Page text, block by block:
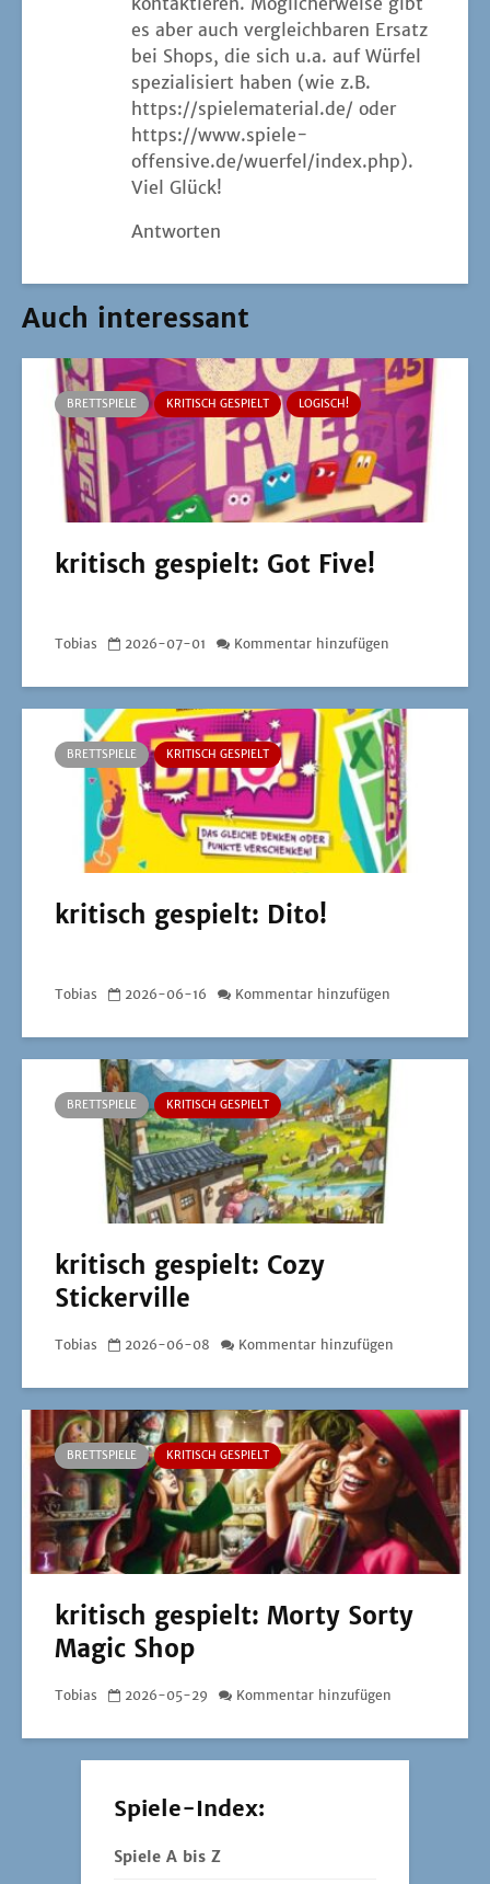
es aber auch ver­gleich­ba­ren Ersatz
bei Shops, die sich u.a. auf Wür­fel
spe­zia­li­siert haben (wie z.B.
https://spielematerial.de/ oder
https://www.spiele-
offensive.de/wuerfel/index.php).
Viel Glück!
Antworten
Auch interessant
BRETTSPIELE KRITISCH GESPIELT LOGISCH!
kritisch gespielt: Got Five!
Tobias 2026-07-01 Kommentar hinzufügen
BRETTSPIELE KRITISCH GESPIELT
kritisch gespielt: Dito!
Tobias 2026-06-16 Kommentar hinzufügen
BRETTSPIELE KRITISCH GESPIELT
kritisch gespielt: Cozy
Stickerville
Tobias 2026-06-08 Kommentar hinzufügen
BRETTSPIELE KRITISCH GESPIELT
kritisch gespielt: Morty Sorty
Magic Shop
Tobias 2026-05-29 Kommentar hinzufügen
Spiele-Index:
Spiele A bis Z